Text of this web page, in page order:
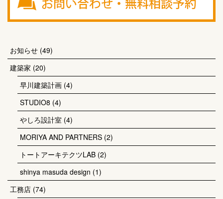
お知らせ (49)
建築家 (20)
早川建築計画 (4)
STUDIO8 (4)
やしろ設計室 (4)
MORIYA AND PARTNERS (2)
トートアーキテクツLAB (2)
shinya masuda design (1)
工務店 (74)